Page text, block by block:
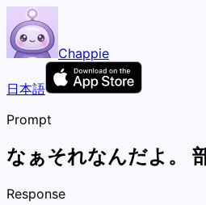
Chappie
日本語
Prompt
なぁそれなんだよ。
Response